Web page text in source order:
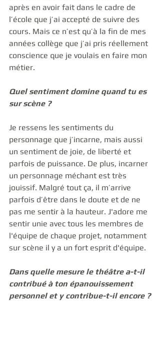
après en avoir fait dans le cadre de
l’école que j’ai accepté de suivre des
cours. Mais ce n’est qu’à la fin de mes
années collège que j’ai pris réellement
conscience que je voulais en faire mon
métier.
Quel sentiment domine quand tu es
sur scène ?
Je ressens les sentiments du
personnage que j’incarne, mais aussi
un sentiment de joie, de liberté et
parfois de puissance. De plus, incarner
un personnage méchant est très
jouissif. Malgré tout ça, il m’arrive
parfois d’être dans le doute et de ne
pas me sentir à la hauteur. J'adore me
sentir unie avec tous les membres de
l'équipe de chaque projet, notamment
sur scène il y a un fort esprit d'équipe.
Dans quelle mesure le théâtre a-t-il
contribué à ton épanouissement
personnel et y contribue-t-il encore ?